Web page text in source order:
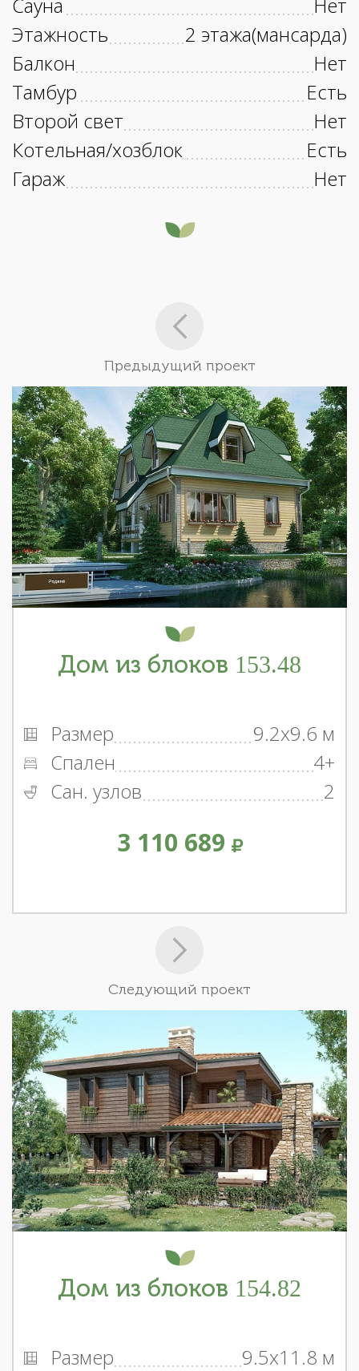
Этажность
2 этажа(мансарда)
Балкон
Нет
Тамбур
Есть
Второй свет
Нет
Котельная/хозблок
Есть
Гараж
Нет
Предыдущий проект
Дом из блоков 153.48
Размер
9.2x9.6 м
Спален
4+
Сан. узлов
2
3 110 689
Следующий проект
Дом из блоков 154.82
Размер
9.5x11.8 м